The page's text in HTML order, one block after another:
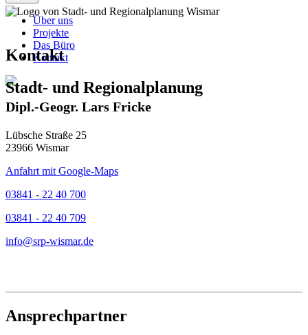
Über uns
Projekte
Das Büro
Kontakt
Kontakt
Stadt- und Regionalplanung
Dipl.-Geogr. Lars Fricke
Lübsche Straße 25
23966 Wismar
Anfahrt mit Google-Maps
03841 - 22 40 700
03841 - 22 40 709
info@srp-wismar.de
Ansprechpartner